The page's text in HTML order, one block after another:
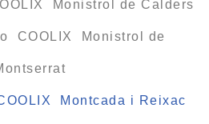
Monistrol de Calders
COOLIX Monistrol de
Montcada i Reixac